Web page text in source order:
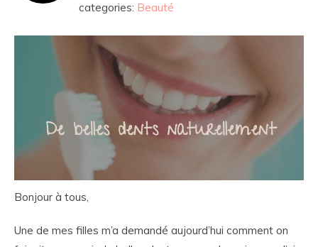
categories: Beauté
Bonjour à tous,
Une de mes filles m’a demandé aujourd’hui comment on